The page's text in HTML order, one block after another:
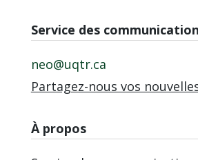
Service des
neo@uqtr.ca
Partagez-nous vos
À propos